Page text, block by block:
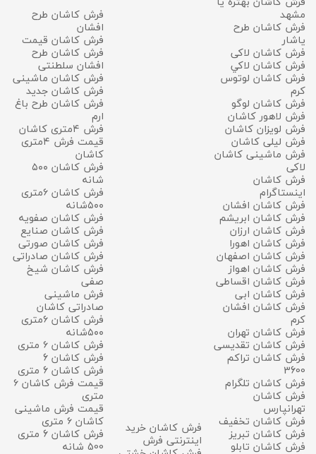
مشهد
فرش کاشان طرح
یاشار
فرش کاشان لاکی
فرش كاشان لاكي
فرش کاشان لوتوس
کرم
فرش کاشان لوگو
فرش لاهور کاشان
فرش لویزان کاشان
فرش لیلی کاشان
فرش ماشینی کاشان
لاکی
فرش کاشان
اینستاگرام
فرش کاشان افشان
فرش کاشان ابریشم
فرش کاشان ارزان
فرش کاشان اهورا
فرش کاشان اصفهان
فرش کاشان اهواز
فرش کاشان اقساطی
فرش کاشان ابی
فرش کاشان افشان
کرم
فرش کاشان تهران
فرش کاشان تقدیسی
فرش کاشان تراکم
3600
فرش کاشان تلگرام
فرش کاشان
تهرانپارس
فرش کاشان تخفیف
فرش کاشان تبریز
فرش کاشان تابلو
فرش کاشان خرید
اینترنتی فرش
فرش کاشان طرح
افشان
فرش کاشان قیمت
فرش کاشان طرح
افشان سلطنتی
فرش کاشان ماشینی
فرش کاشان جدید
فرش کاشان طرح باغ
ارم
فرش ۴متری کاشان
قیمت فرش ۴متری
کاشان
فرش کاشان ۵۰۰
شانه
فرش کاشان ۶متری
۵۰۰شانه
فرش کاشان صفویه
فرش کاشان صنایع
فرش کاشان صورتی
فرش کاشان صادراتی
فرش کاشان شیخ
صفی
فرش ماشینی
صادراتی کاشان
فرش کاشان ۶متری
۵۰۰شانه
فرش کاشان ۶ متری
فرش کاشان 6
فرش کاشان 6 متری
قیمت فرش کاشان ۶
متری
قیمت فرش ماشینی
کاشان ۶ متری
فرش کاشان 6 متری
500 شانه